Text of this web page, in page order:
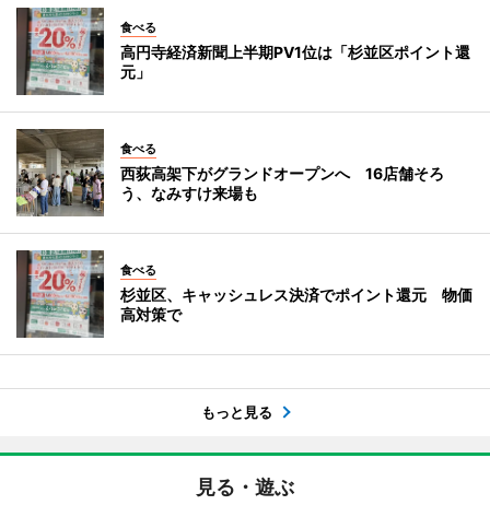
食べる
高円寺経済新聞上半期PV1位は「杉並区ポイント還
元」
食べる
西荻高架下がグランドオープンへ 16店舗そろ
う、なみすけ来場も
食べる
杉並区、キャッシュレス決済でポイント還元 物価
高対策で
もっと見る
見る・遊ぶ